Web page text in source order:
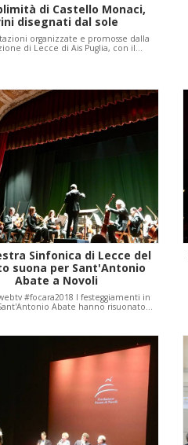
di Castello Monaci,
disegnati dal sole
organizzate e promosse dalla
di Lecce di Ais Puglia, con il…
Sinfonica di Lecce del
suona per Sant'Antonio
Abate a Novoli
#focara2018 I festeggiamenti in
Abate hanno risuonato…